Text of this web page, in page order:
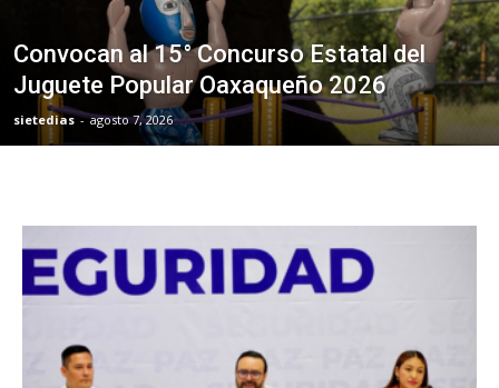
Convocan al 15° Concurso Estatal del
Juguete Popular Oaxaqueño 2026
sietedias - agosto 7, 2026